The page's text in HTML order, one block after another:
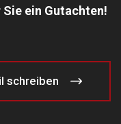
ein Gutachten!
schreiben